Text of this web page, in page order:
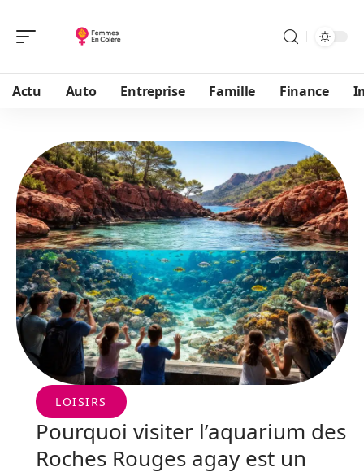
Actu Auto Entreprise Famille Finance
LOISIRS
Pourquoi visiter l’aquarium des
Roches Rouges agay est un